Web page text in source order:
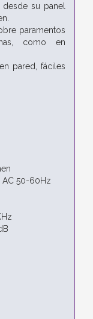
su panel
paramentos
como en
pared, fáciles
AC 50-60Hz